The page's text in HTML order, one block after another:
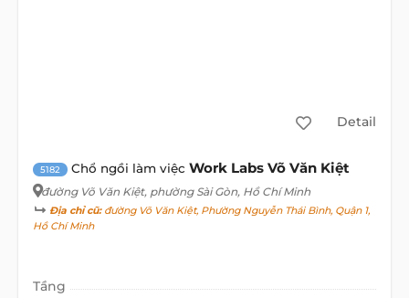
Detail
5182 Chổ ngồi làm việc Work Labs Võ Văn Kiệt
đường Võ Văn Kiệt, phường Sài Gòn, Hồ Chí Minh
Địa chỉ cũ:đường Võ Văn Kiệt, Phường Nguyễn Thái Bình, Quận 1,
Hồ Chí Minh
Tầng